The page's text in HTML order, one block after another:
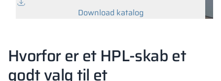
Download katalog
Hvorfor er et HPL-skab et
godt valg til et